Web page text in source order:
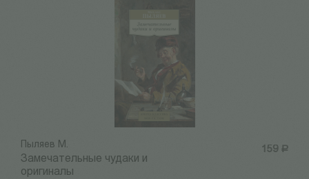
159 Р
Пыляев М.
Замечательные чудаки и
оригиналы